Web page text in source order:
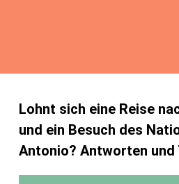
Lohnt sich eine Reise
und ein Besuch des
Antonio? Antworten und